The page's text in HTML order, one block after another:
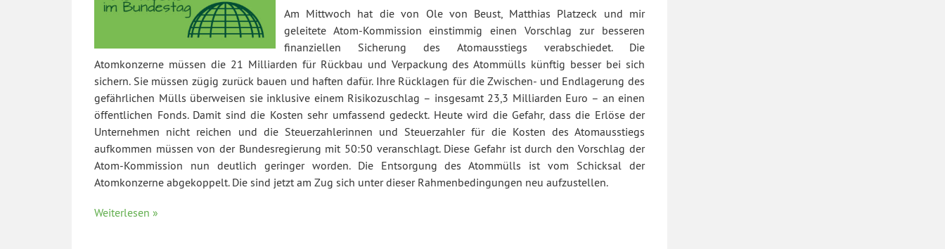
Am Mittwoch hat die von Ole von Beust, Matthias Platzeck und mir
geleitete Atom-Kommission einstimmig einen Vorschlag zur besseren
finanziellen Sicherung des Atomausstiegs verabschiedet. Die
Atomkonzerne müssen die 21 Milliarden für Rückbau und Verpackung des Atommülls künftig besser bei sich
sichern. Sie müssen zügig zurück bauen und haften dafür. Ihre Rücklagen für die Zwischen- und Endlagerung des
gefährlichen Mülls überweisen sie inklusive einem Risikozuschlag – insgesamt 23,3 Milliarden Euro – an einen
öffentlichen Fonds. Damit sind die Kosten sehr umfassend gedeckt. Heute wird die Gefahr, dass die Erlöse der
Unternehmen nicht reichen und die Steuerzahlerinnen und Steuerzahler für die Kosten des Atomausstiegs
aufkommen müssen von der Bundesregierung mit 50:50 veranschlagt. Diese Gefahr ist durch den Vorschlag der
Atom-Kommission nun deutlich geringer worden. Die Entsorgung des Atommülls ist vom Schicksal der
Atomkonzerne abgekoppelt. Die sind jetzt am Zug sich unter dieser Rahmenbedingungen neu aufzustellen.
Weiterlesen »